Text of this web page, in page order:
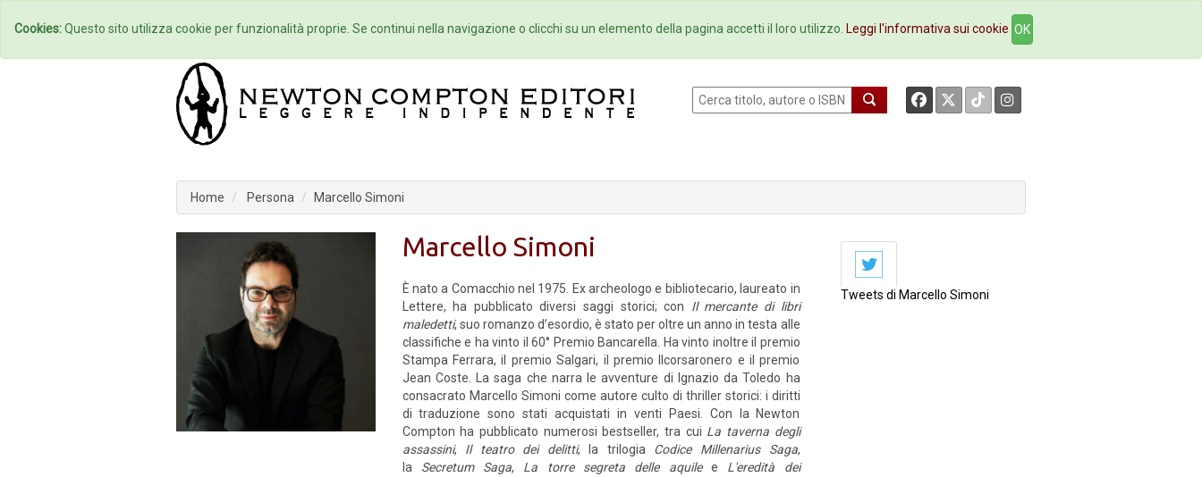
Home Autori Eventi Collane Newsletter Ebookstore Contatti
Home Persona Marcello Simoni
Marcello Simoni
È nato a Comacchio nel 1975. Ex archeologo e bibliotecario, laureato in
Lettere, ha pubblicato diversi saggi storici; con Il mercante di libri
maledetti, suo romanzo d’esordio, è stato per oltre un anno in testa alle
classifiche e ha vinto il 60° Premio Bancarella. Ha vinto inoltre il premio
Stampa Ferrara, il premio Salgari, il premio Ilcorsaronero e il premio
Jean Coste. La saga che narra le avventure di Ignazio da Toledo ha
consacrato Marcello Simoni come autore culto di thriller storici: i diritti
di traduzione sono stati acquistati in venti Paesi. Con la Newton
Compton ha pubblicato numerosi bestseller, tra cui La taverna degli
assassini, Il teatro dei delitti, la trilogia Codice Millenarius Saga,
la Secretum Saga, La torre segreta delle aquile e L'eredità dei
Tweets di Marcello Simoni
Cookies:Questo sito utilizza cookie per funzionalità proprie. Se continui nella navigazione o clicchi su un elemento della pagina accetti il loro utilizzo. Leggi l'informativa sui cookie OK